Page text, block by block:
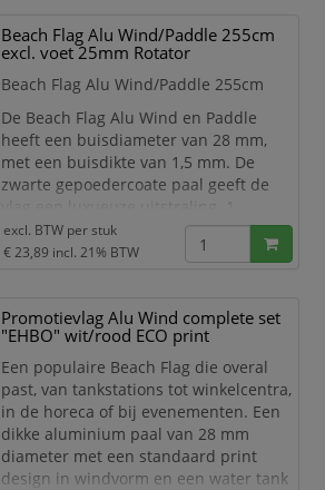
kwaliteits Beach Vlag met een
betaalbare prijs.
kwaliteit
Beach Flag Alu Wind/Paddle 255cm
excl. voet 25mm Rotator
Beach Flag Alu Wind/Paddle 255cm
De Beach Flag Alu Wind en Paddle
heeft een buisdiameter van 28 mm,
met een buisdikte van 1,5 mm. De
zwarte gepoedercoate paal geeft de
systeem, 2 vormen; de prints van de
Beach Flag Alu Wind en Paddle hebben
Van tankstations tot winkelcentra en
evenementen; Beachflags zijn razend
populair! De solide aluminium mast is
eenvoudig te monteren en h
excl. BTW perstuk
€ 23,89 incl. 21% BTW
Promotievlag Alu Wind complete set
"EHBO" wit/rood ECO print
Een populaire Beach Flag die overal
past, van tankstations tot winkelcentra,
in de horeca of bij evenementen. Een
dikke aluminium paal van 28 mm
diameter met een standaard print
design in windvorm en een water tank